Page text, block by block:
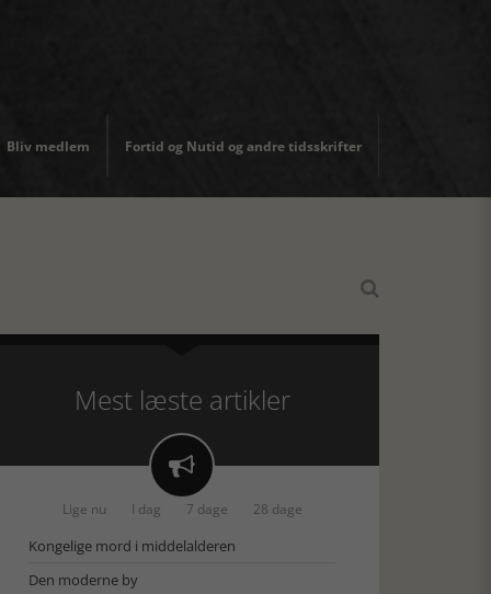
Bliv medlem Fortid og Nutid og andre tidsskrifter

Mest læste artikler

Lige nu I dag 7 dage 28 dage
Kongelige mord i middelalderen
Den moderne by